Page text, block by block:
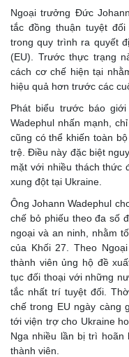
Ngoại trưởng Đức
tắc đồng thuận tuyệt
trong quy trình ra quyết
(EU). Trước thực trạng
cách cơ chế hiện tại
hiệu quả hơn trước các
Phát biểu trước báo
Wadephul nhấn mạnh,
cũng có thể khiến toàn
trệ. Điều này đặc biệt
mặt với nhiều thách thức
xung đột tại Ukraine.
Ông Johann Wadephul
chế bỏ phiếu theo đa số
ngoại và an ninh, nhằm
của Khối 27. Theo
thành viên ủng hộ đề
tục đối thoại với những
tắc nhất trí tuyệt đối.
chế trong EU ngày càng
tới viện trợ cho Ukraine
Nga nhiều lần bị trì
thành viên.